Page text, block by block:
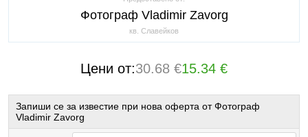
Фотограф Vladimir Zavorg
кв. Славейков
Цени от:30.68 €15.34 €
Запиши се за известие при нова оферта от Фотограф
Vladimir Zavorg